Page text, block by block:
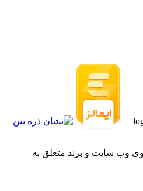
وب سایت و برند متعلق به